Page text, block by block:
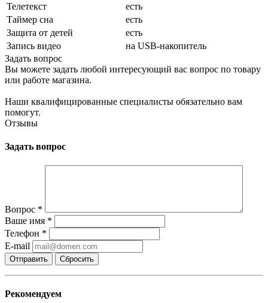
Телетекст
есть
Таймер сна
есть
Защита от детей
есть
Запись видео
на USB-накопитель
Задать вопрос
Вы можете задать любой интересующий вас вопрос по товару
или работе магазина.
Наши квалифицированные специалисты обязательно вам
помогут.
Отзывы
Задать вопрос
Вопрос *
Ваше имя *
Телефон *
E-mail
Сбросить
Рекомендуем